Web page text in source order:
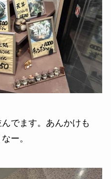
でます。あんかけも
ー。